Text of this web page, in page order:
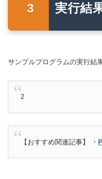
実行結
サンプルプログラムの実行結
2
【おすすめ関連記事】 ・